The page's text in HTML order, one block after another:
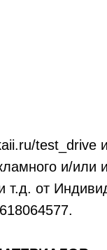
test_drive
и/или
т.д. от